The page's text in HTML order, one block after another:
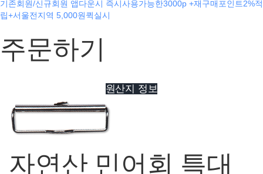
기존회원/신규회원 앱다운시 즉시사용가능한3000p +재구매포인트2%적
립+서울전지역 5,000원퀵실시
주문하기
원산지 정보
자연산 민어회 특대